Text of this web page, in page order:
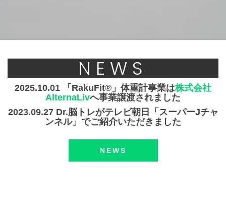
NEWS
2025.10.01 「RakuFit®」体重計事業は株式会社
AlternaLivへ事業譲渡されました
2023.09.27 Dr.脳トレがテレビ朝日「スーパーJチャ
ンネル」でご紹介いただきました
NEWS